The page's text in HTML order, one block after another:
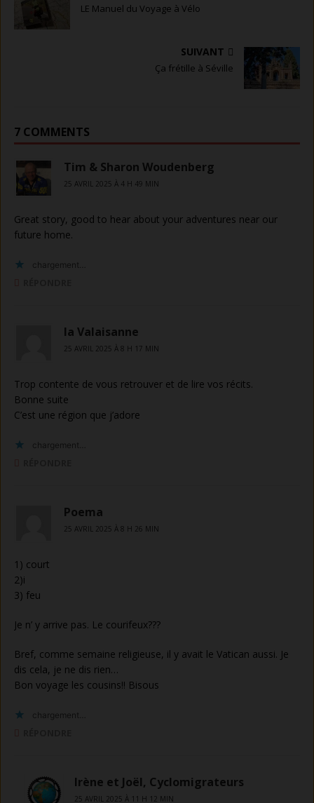
LE Manuel du Voyage à Vélo
SUIVANT
Ça frétille à Séville
7 COMMENTS
Tim & Sharon Woudenberg
25 AVRIL 2025 À 4 H 49 MIN
Great story, good to hear about your adventures near our
future home.
chargement…
la Valaisanne
25 AVRIL 2025 À 8 H 17 MIN
Trop contente de vous retrouver et de lire vos récits.
Bonne suite
C’est une région que j’adore
chargement…
Poema
25 AVRIL 2025 À 8 H 26 MIN
1) court
2)i
3) feu
Je n’ y arrive pas. Le courifeux???
Bref, comme semaine religieuse, il y avait le Vatican aussi. Je
dis cela, je ne dis rien…
Bon voyage les cousins!! Bisous
chargement…
Irène et Joël, Cyclomigrateurs
25 AVRIL 2025 À 11 H 12 MIN